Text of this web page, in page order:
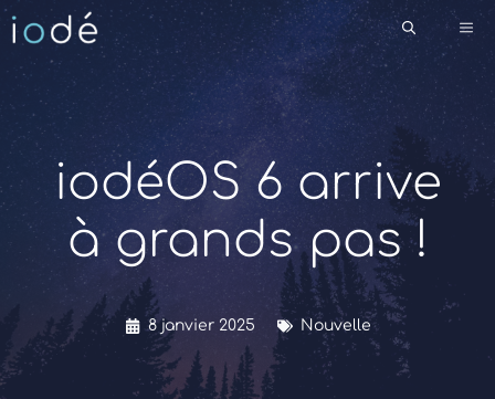
Aller
au
contenu
iodéOS 6 arrive
à grands pas !
8 janvier 2025 Nouvelle